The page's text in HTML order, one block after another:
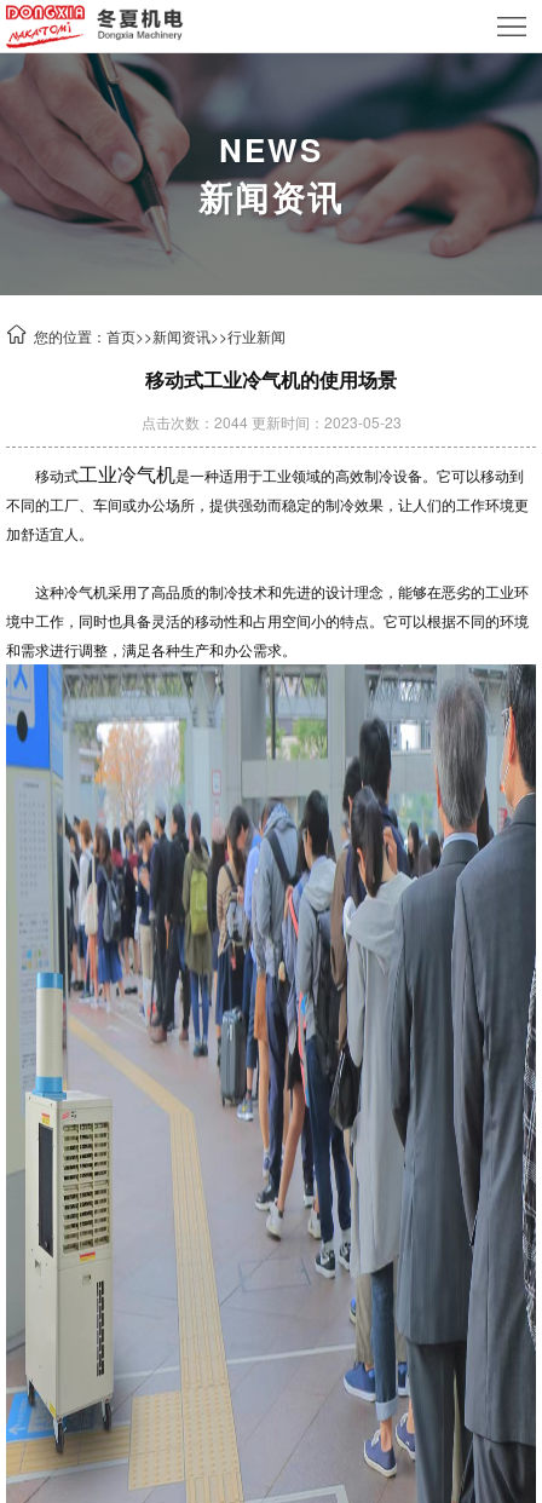
首
页
关
我
品
心
新
资
例
们
业
NEWS
新闻资讯
您的位置： 首页>>新闻资讯>>行业新闻
移动式工业冷气机的使用场景
点击次数：2044 更新时间：2023-05-23
移动式工业冷气机是一种适用于工业领域的高效制冷设备。它可以移动到
不同的工厂、车间或办公场所，提供强劲而稳定的制冷效果，让人们的工作环境更
加舒适宜人。
这种冷气机采用了高品质的制冷技术和先进的设计理念，能够在恶劣的工业环
境中工作，同时也具备灵活的移动性和占用空间小的特点。它可以根据不同的环境
和需求进行调整，满足各种生产和办公需求。